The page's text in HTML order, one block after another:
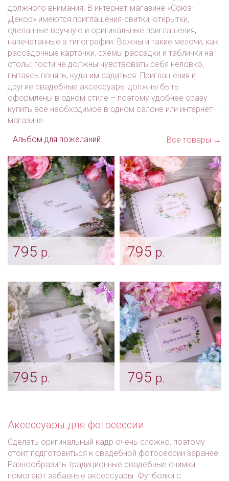
должного внимания. В интернет-магазине «Союз-
Декор» имеются приглашения-свитки, открытки,
сделанные вручную и оригинальные приглашения,
напечатанные в типографии. Важны и такие мелочи, как
рассадочные карточки, схемы рассадки и таблички на
столы: гости не должны чувствовать себя неловко,
пытаясь понять, куда им садиться. Приглашения и
другие свадебные аксессуары должны быть
оформлены в одном стиле – поэтому удобнее сразу
купить все необходимое в одном салоне или интернет-
магазине.
Все товары →
Альбом для пожеланий
795 р.
«Каменный цветок»
Арт: alb_0124
795 р.
пожеланий гостей
Арт: alb_0112
795 р. 795 р.
Аксессуары для фотосессии
Сделать оригинальный кадр очень сложно, поэтому
стоит подготовиться к свадебной фотосессии заранее.
Разнообразить традиционные свадебные снимки
помогают забавные аксессуары. Футболки с